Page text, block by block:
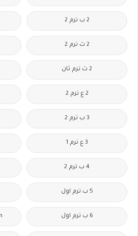
2 ب ترم 2
2 ث ترم 2
2 ث ترم ثان
2 ع ترم 2
3 ب ترم 2
3 ع ترم 1
4 ب ترم 2
5 ب ترم اول
6 ب ترم اول